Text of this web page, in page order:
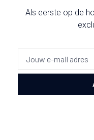
Als eerste op de